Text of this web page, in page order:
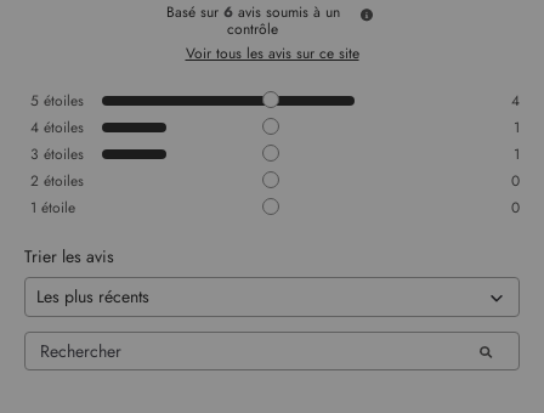
Basé sur 6 avis soumis à un
contrôle
Voir tous les avis sur ce site
5 étoiles
4
4 étoiles
1
3 étoiles
1
2 étoiles
0
1 étoile 0
Trier les avis